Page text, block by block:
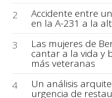
2
Accidente entre
en la A-231 a la
3
Las mujeres de
cantar a la vida y
más veteranas
4
Un análisis
urgencia de